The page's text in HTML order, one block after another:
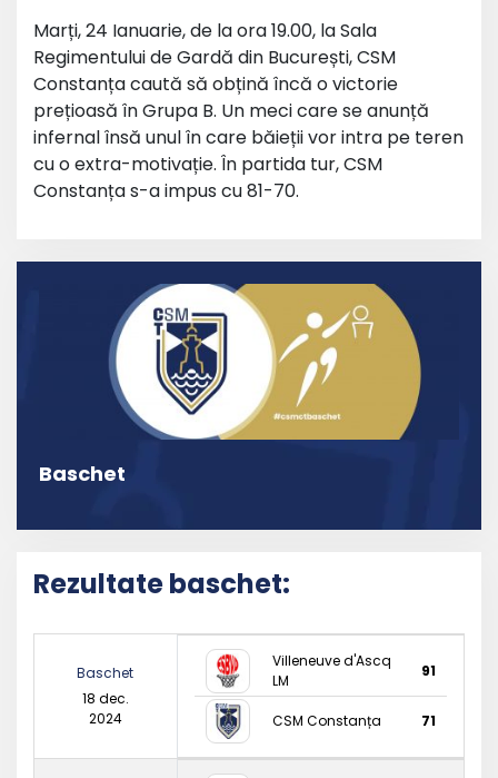
Marți, 24 Ianuarie, de la ora 19.00, la Sala
Regimentului de Gardă din București, CSM
Constanța caută să obțină încă o victorie
prețioasă în Grupa B. Un meci care se anunță
infernal însă unul în care băieții vor intra pe teren
cu o extra-motivație. În partida tur, CSM
Constanța s-a impus cu 81-70.
Baschet
Rezultate baschet:
Baschet
18 dec.
2024
Villeneuve d'Ascq
LM
91
CSM Constanța 71